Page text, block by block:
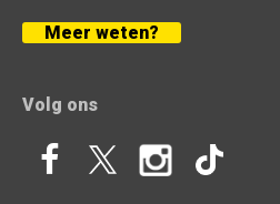
Meer weten?
Volg ons